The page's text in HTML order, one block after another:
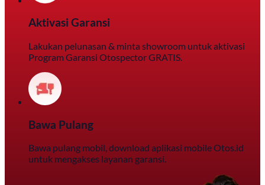
Aktivasi Garansi
Lakukan pelunasan & minta showroom untuk aktivasi
Program Garansi Otospector GRATIS.
Bawa Pulang
Bawa pulang mobil, download aplikasi mobile Otos.id
untuk mengakses layanan garansi.